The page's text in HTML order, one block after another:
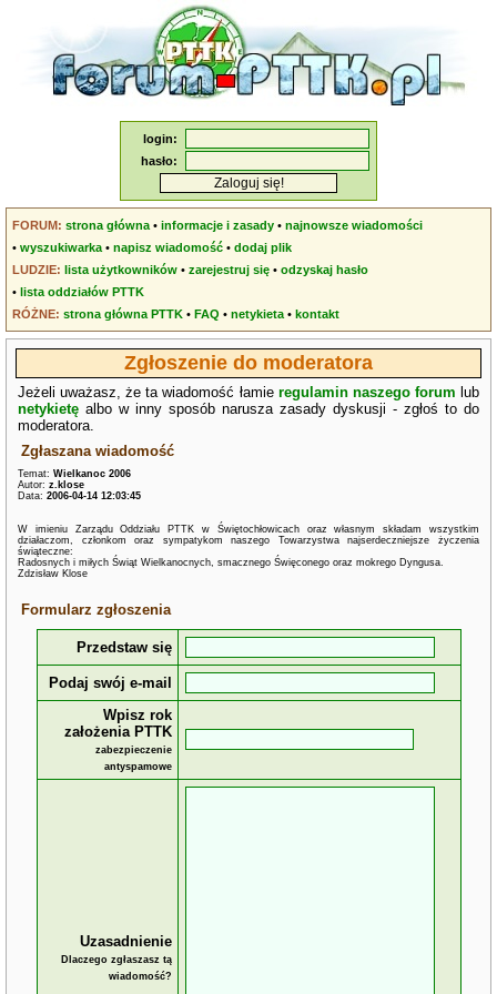
login:
hasło:
FORUM: strona główna •informacje i zasady •najnowsze wiadomości
•wyszukiwarka •napisz wiadomość •dodaj plik
LUDZIE: lista użytkowników •zarejestruj się •odzyskaj hasło
•lista oddziałów PTTK
RÓŻNE: strona główna PTTK •FAQ •netykieta •kontakt
Zgłoszenie do moderatora
Jeżeli uważasz, że ta wiadomość łamie regulamin naszego forum lub
netykietę albo w inny sposób narusza zasady dyskusji - zgłoś to do
moderatora.
Zgłaszana wiadomość
Temat:Wielkanoc 2006
Autor:z.klose
Data:2006-04-14 12:03:45
W imieniu Zarządu Oddziału PTTK w Świętochłowicach oraz własnym składam wszystkim
działaczom, członkom oraz sympatykom naszego Towarzystwa najserdeczniejsze życzenia
świąteczne:
Radosnych i miłych Świąt Wielkanocnych, smacznego Święconego oraz mokrego Dyngusa.
Zdzisław Klose
Formularz zgłoszenia
Przedstaw się
Podaj swój e-mail
Wpisz rok
założenia PTTK
zabezpieczenie
antyspamowe
Uzasadnienie
Dlaczego zgłaszasz tą
wiadomość?